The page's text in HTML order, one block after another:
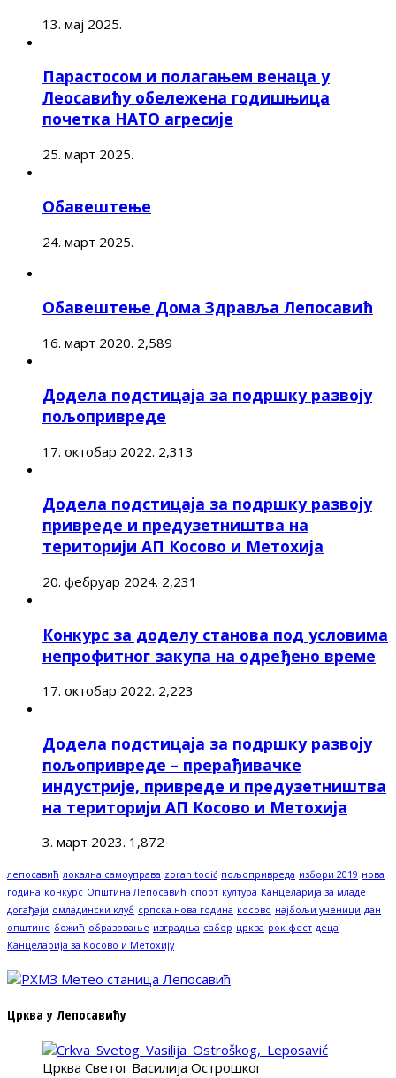
13. мај 2025.
Парастосом и полагањем венаца у
Леосавићу обележена годишњица
почетка НАТО агресије
25. март 2025.
Обавештење
24. март 2025.
Обавештење Дома Здравља Лепосавић
16. март 2020. 2,589
Додела подстицаја за подршку развоју
пољопривреде
17. октобар 2022. 2,313
Додела подстицаја за подршку развоју
привреде и предузетништва на
територији АП Косово и Метохија
20. фебруар 2024. 2,231
Конкурс за доделу станова под условима
непрофитног закупа на одређено време
17. октобар 2022. 2,223
Додела подстицаја за подршку развоју
пољопривреде – прерађивачке
индустрије, привреде и предузетништва
на територији АП Косово и Метохија
3. март 2023. 1,872
лепосавић локална самоуправа zoran todić пољопривреда избори 2019 нова
година конкурс Општина Лепосавић спорт култура Канцеларија за младе
догађаји омладински клуб српска нова година косово најбољи ученици дан
општине божић образовање изградња сабор црква рок фест деца
Канцеларија за Косово и Метохију
Црква у Лепосавићу
Црква Светог Василија Острошког